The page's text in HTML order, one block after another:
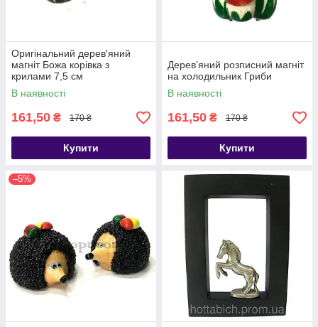
Оригінальний дерев'яний
магніт Божа корівка з
крилами 7,5 см
В наявності
161,50 ₴ 170 ₴
Купити
Дерев'яний розписний магніт
на холодильник Гриби
В наявності
161,50 ₴ 170 ₴
Купити
–5%